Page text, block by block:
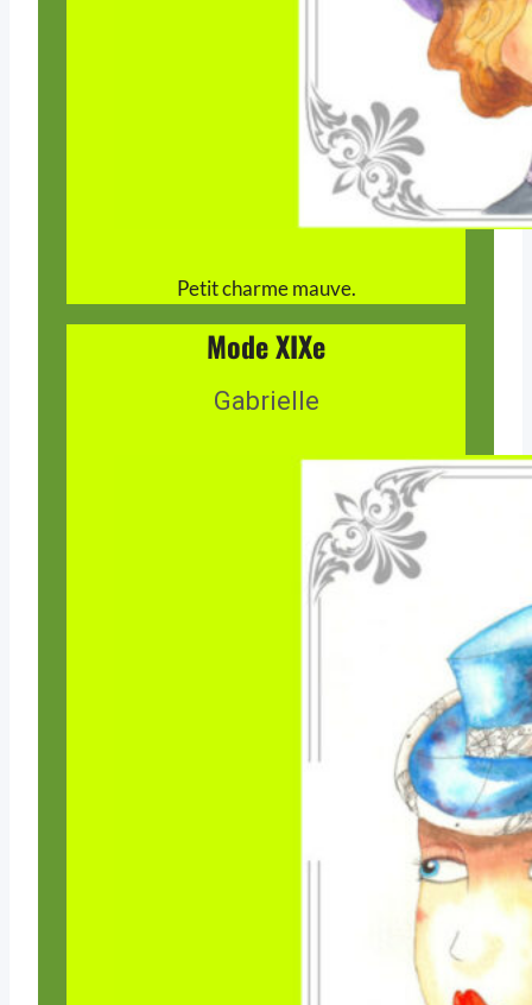
Petit charme mauve.
Mode XIXe
Gabrielle